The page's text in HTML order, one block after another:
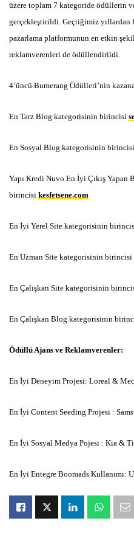
üzere toplam 7 kategoride ödüllerin
gerçekleştirildi. Geçtiğimiz yıllardan
pazarlama platformunun en etkin
reklamverenleri de ödüllendirildi.
4’üncü Bumerang Ödülleri’nin
En Tarz Blog kategorisinin birincisi
En Sosyal Blog kategorisinin
Yapı Kredi Nuvo En İyi Çıkış
birincisikesfetsene.com
En İyi Yerel Site kategorisinin
En Uzman Site kategorisinin birincisi
En Çalışkan Site kategorisinin
En Çalışkan Blog kategorisinin
Ödüllü Ajans ve Reklamverenler:
En İyi Deneyim Projesi: Loreal &
En İyi Content Seeding Projesi :
En İyi Sosyal Medya Pojesi : Kia &
En İyi Entegre Boomads Kullanımı: